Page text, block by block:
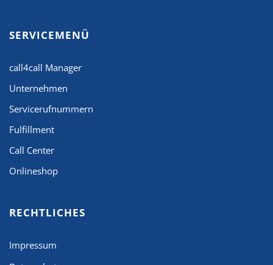
SERVICEMENÜ
call4call Manager
Unternehmen
Servicerufnummern
Fulfillment
Call Center
Onlineshop
RECHTLICHES
Impressum